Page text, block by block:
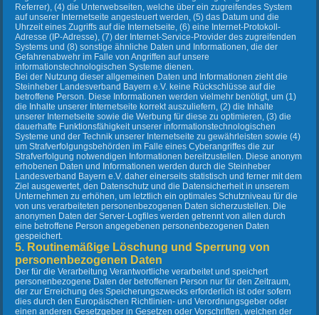
Referrer), (4) die Unterwebseiten, welche über ein zugreifendes System
auf unserer Internetseite angesteuert werden, (5) das Datum und die
Uhrzeit eines Zugriffs auf die Internetseite, (6) eine Internet-Protokoll-
Adresse (IP-Adresse), (7) der Internet-Service-Provider des zugreifenden
Systems und (8) sonstige ähnliche Daten und Informationen, die der
Gefahrenabwehr im Falle von Angriffen auf unsere
informationstechnologischen Systeme dienen.
Bei der Nutzung dieser allgemeinen Daten und Informationen zieht die
Steinheber Landesverband Bayern e.V. keine Rückschlüsse auf die
betroffene Person. Diese Informationen werden vielmehr benötigt, um (1)
die Inhalte unserer Internetseite korrekt auszuliefern, (2) die Inhalte
unserer Internetseite sowie die Werbung für diese zu optimieren, (3) die
dauerhafte Funktionsfähigkeit unserer informationstechnologischen
Systeme und der Technik unserer Internetseite zu gewährleisten sowie (4)
um Strafverfolgungsbehörden im Falle eines Cyberangriffes die zur
Strafverfolgung notwendigen Informationen bereitzustellen. Diese anonym
erhobenen Daten und Informationen werden durch die Steinheber
Landesverband Bayern e.V. daher einerseits statistisch und ferner mit dem
Ziel ausgewertet, den Datenschutz und die Datensicherheit in unserem
Unternehmen zu erhöhen, um letztlich ein optimales Schutzniveau für die
von uns verarbeiteten personenbezogenen Daten sicherzustellen. Die
anonymen Daten der Server-Logfiles werden getrennt von allen durch
eine betroffene Person angegebenen personenbezogenen Daten
gespeichert.
5. Routinemäßige Löschung und Sperrung von
personenbezogenen Daten
Der für die Verarbeitung Verantwortliche verarbeitet und speichert
personenbezogene Daten der betroffenen Person nur für den Zeitraum,
der zur Erreichung des Speicherungszwecks erforderlich ist oder sofern
dies durch den Europäischen Richtlinien- und Verordnungsgeber oder
einen anderen Gesetzgeber in Gesetzen oder Vorschriften, welchen der